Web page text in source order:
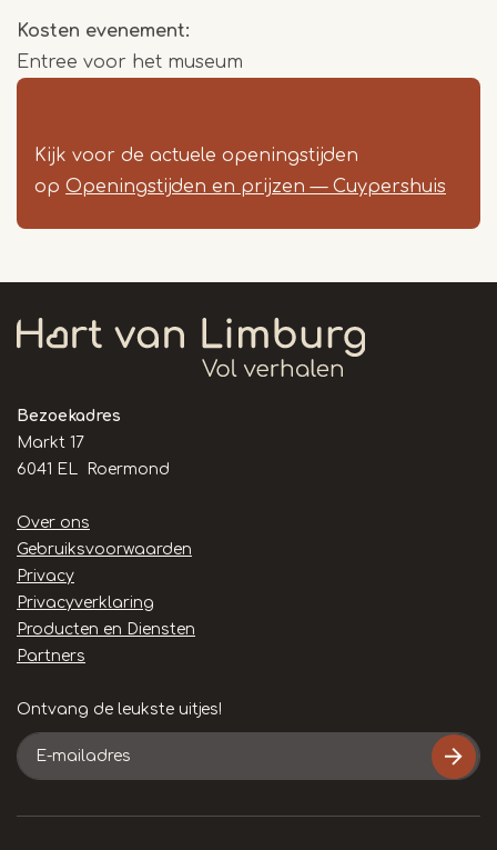
Kosten evenement
Entree voor het museum
Kijk voor de actuele openingstijden
op Openingstijden en prijzen — Cuypershuis
Bezoekadres
Markt 17
6041 EL Roermond
Handige
links
Over ons
Gebruiksvoorwaarden
Privacy
Privacyverklaring
Producten en Diensten
Partners
Ontvang de leukste uitjes!
E-
mailadres